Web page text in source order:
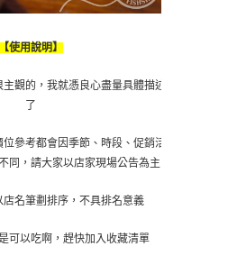
【使用說明】
觀的，我就憑良心盡量具體描述
了
參考都會因季節、時段、促銷活
同，請大家以店家現場公告為主
名筆劃排序，不具排名意義
可以吃啊，趕快加入收藏清單